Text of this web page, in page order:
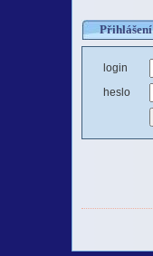
Přihlášení
login
heslo